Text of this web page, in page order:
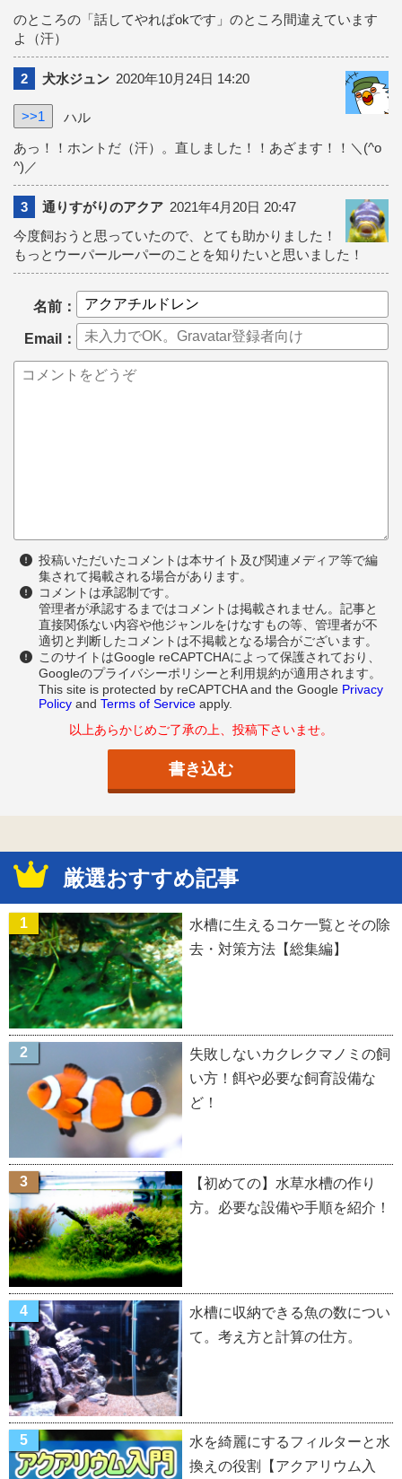
のところの「話してやればokです」のところ間違えています
よ（汗）
2 犬水ジュン 2020年10月24日 14:20
>>1 ハル
あっ！！ホントだ（汗）。直しました！！あざます！！＼(^o
^)／
3 通りすがりのアクア 2021年4月20日 20:47
今度飼おうと思っていたので、とても助かりました！
もっとウーパールーパーのことを知りたいと思いました！
名前：
Email：
投稿いただいたコメントは本サイト及び関連メディア等で編
集されて掲載される場合があります。
コメントは承認制です。
管理者が承認するまではコメントは掲載されません。記事と
直接関係ない内容や他ジャンルをけなすもの等、管理者が不
適切と判断したコメントは不掲載となる場合がございます。
このサイトはGoogle reCAPTCHAによって保護されており、
Googleのプライバシーポリシーと利用規約が適用されます。
This site is protected by reCAPTCHA and the Google Privacy
Policy and Terms of Service apply.
以上あらかじめご了承の上、投稿下さいませ。
厳選おすすめ記事
水槽に生えるコケ一覧とその除
去・対策方法【総集編】
失敗しないカクレクマノミの飼
い方！餌や必要な飼育設備な
ど！
【初めての】水草水槽の作り
方。必要な設備や手順を紹介！
水槽に収納できる魚の数につい
て。考え方と計算の仕方。
水を綺麗にするフィルターと水
換えの役割【アクアリウム入